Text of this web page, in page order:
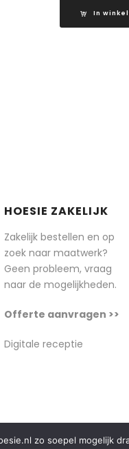
In
HOESIE ZAKELIJK
Zakelijk bestellen en op
zoek naar maatwerk?
Geen probleem, vraag
naar de mogelijkheden.
Offerte aanvragen >>
Digitale receptie
zo soepel mogelijk